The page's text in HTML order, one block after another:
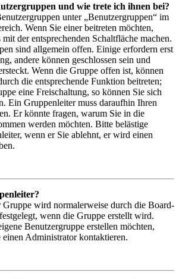
und wie trete ich ihnen bei?
unter „Benutzergruppen“ im
Wenn Sie einer beitreten möchten,
der entsprechenden Schaltfläche machen.
sind allgemein offen. Einige erfordern erst
andere können geschlossen sein und
Wenn die Gruppe offen ist, können
die entsprechende Funktion beitreten;
eine Freischaltung, so können Sie sich
Ein Gruppenleiter muss daraufhin Ihren
Er könnte fragen, warum Sie in die
werden möchten. Bitte belästige
wenn er Sie ablehnt, er wird einen
wird normalerweise durch die Board-
wenn die Gruppe erstellt wird.
Benutzergruppe erstellen möchten,
einen Administrator kontaktieren.